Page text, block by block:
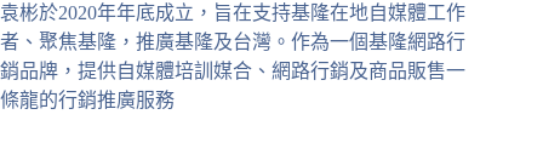
合
條
件
的
袁彬於2020年年底成立，旨在支持基隆在地自媒體工作
者、聚焦基隆，推廣基隆及台灣。作為一個基隆網路行
銷品牌，提供自媒體培訓媒合、網路行銷及商品販售一
條龍的行銷推廣服務